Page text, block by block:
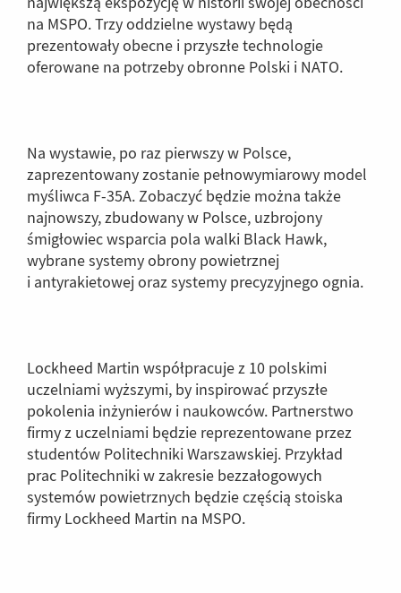
na MSPO. Trzy oddzielne wystawy będą
prezentowały obecne i przyszłe technologie
oferowane na potrzeby obronne Polski i NATO.
Na wystawie, po raz pierwszy w Polsce,
zaprezentowany zostanie pełnowymiarowy model
myśliwca F-35A. Zobaczyć będzie można także
najnowszy, zbudowany w Polsce, uzbrojony
śmigłowiec wsparcia pola walki Black Hawk,
wybrane systemy obrony powietrznej
i antyrakietowej oraz systemy precyzyjnego ognia.
Lockheed Martin współpracuje z 10 polskimi
uczelniami wyższymi, by inspirować przyszłe
pokolenia inżynierów i naukowców. Partnerstwo
firmy z uczelniami będzie reprezentowane przez
studentów Politechniki Warszawskiej. Przykład
prac Politechniki w zakresie bezzałogowych
systemów powietrznych będzie częścią stoiska
firmy Lockheed Martin na MSPO.